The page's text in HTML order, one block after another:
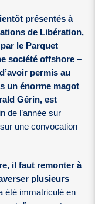
présentés à
de Libération,
le Parquet
société offshore –
permis au
un énorme magot
Gérin, est
de l’année sur
sur une convocation
il faut remonter à
plusieurs
été immatriculé en